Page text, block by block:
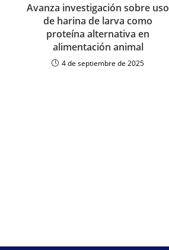
Avanza investigación sobre uso
de harina de larva como
proteína alternativa en
alimentación animal
4 de septiembre de 2025